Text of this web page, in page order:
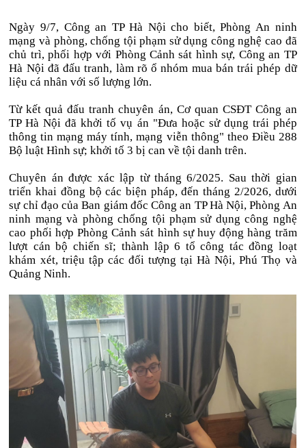
Ngày 9/7, Công an TP Hà Nội cho biết, Phòng An ninh
mạng và phòng, chống tội phạm sử dụng công nghệ cao đã
chủ trì, phối hợp với Phòng Cảnh sát hình sự, Công an TP
Hà Nội đã đấu tranh, làm rõ ổ nhóm mua bán trái phép dữ
liệu cá nhân với số lượng lớn.
Từ kết quả đấu tranh chuyên án, Cơ quan CSĐT Công an
TP Hà Nội đã khởi tố vụ án "Đưa hoặc sử dụng trái phép
thông tin mạng máy tính, mạng viễn thông" theo Điều 288
Bộ luật Hình sự; khởi tố3 bị can về tội danh trên.
Chuyên án được xác lập từ tháng 6/2025. Sau thời gian
triển khai đồng bộ các biện pháp, đến tháng 2/2026, dưới
sự chỉ đạo của Ban giám đốc Công an TP Hà Nội, Phòng An
ninh mạng và phòng chống tội phạm sử dụng công nghệ
cao phối hợp Phòng Cảnh sát hình sự huy động hàng trăm
lượt cán bộ chiến sĩ; thành lập 6 tổ công tác đồng loạt
khám xét, triệu tập các đối tượng tại Hà Nội, Phú Thọ và
Quảng Ninh.